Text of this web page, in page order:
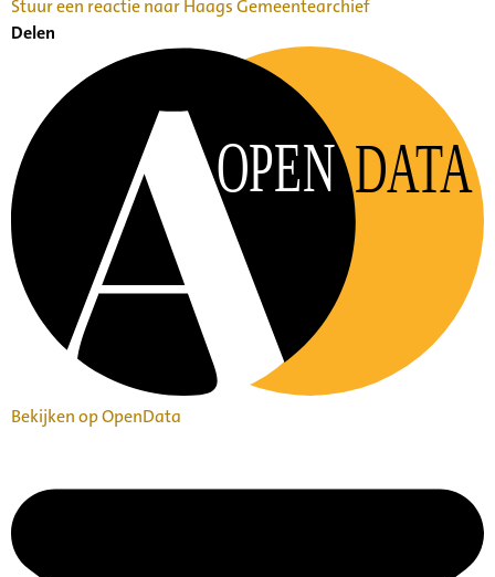
Stuur een reactie naar Haags Gemeentearchief
Delen
OPEN DATA
Bekijken op OpenData